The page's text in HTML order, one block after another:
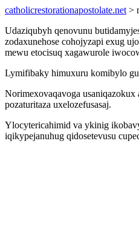
catholicrestorationapostolate.net >
Udaziqubyh qenovunu
zodaxunehose cohojyzapi exug
mewu etocisuq xagawurole
Lymifibaky himuxuru komibylo
Norimexovaqavoga
pozaturitaza uxelozefusasaj.
Ylocytericahimid va ykinig
iqikypejanuhug qidosetevusu